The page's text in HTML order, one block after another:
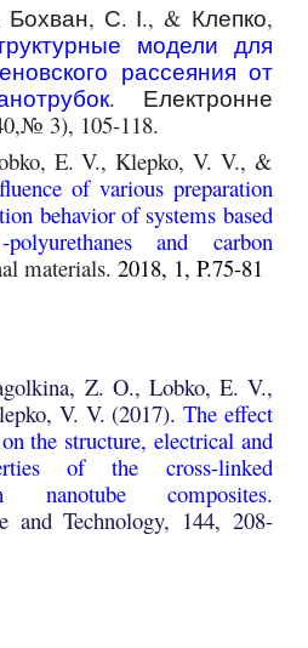
С. І., & Клепко,
модели для
рассеяния от
. Електронне
3), 105-118.
E. V., Klepko, V. V., &
of various preparation
behavior of systems based
and carbon
materials. 2018, 1, P.75-81
Z. O., Lobko, E. V.,
V. V. (2017). The effect
the structure, electrical and
of the cross-linked
nanotube composites.
and Technology, 144, 208-